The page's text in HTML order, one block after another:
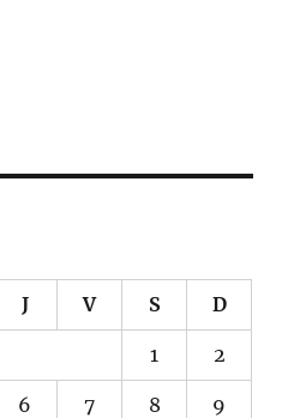
J V S D
1 2
6 7 8 9